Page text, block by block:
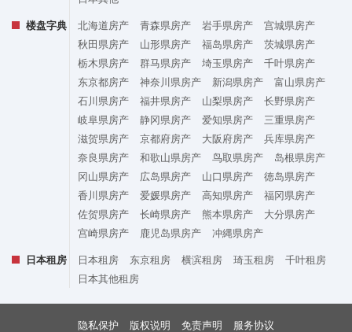
楼盘字典
北海道房产 青森県房产 岩手県房产
宫城県房产
秋田県房产
山形県房产 福岛県房产
茨城県房产
栃木県房产
群马県房产 埼玉県房产
千叶県房产
东京都房产
神奈川県房产 新潟県房产
富山県房产
石川県房产
福井県房产 山梨県房产
长野県房产
岐阜県房产
静冈県房产 爱知県房产
三重県房产
滋贺県房产
京都府房产 大阪府房产
兵库県房产
奈良県房产
和歌山県房产 鸟取県房产
岛根県房产
冈山県房产
広岛県房产 山口県房产
徳岛県房产
香川県房产
爱媛県房产 高知県房产
福冈県房产
佐贺県房产
长崎県房产 熊本県房产
大分県房产
宫崎県房产
鹿児岛県房产
冲縄県房产
日本租房
日本租房 东京租房 横滨租房 琦玉租房
千叶租房
日本其他租房
隐私保护 版权说明 免责声明 服务协议